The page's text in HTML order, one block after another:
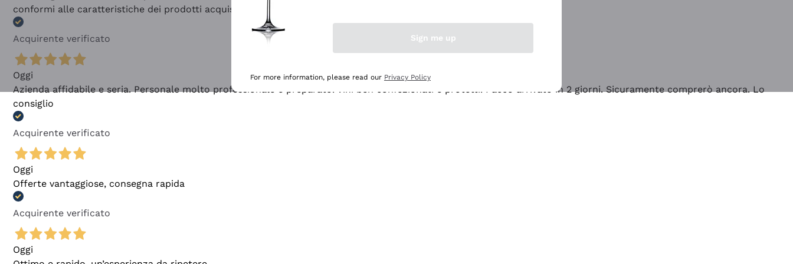
conformi alle caratteristiche dei prodotti acquistati
Acquirente verificato
Oggi
Azienda affidabile e seria. Personale molto professionale e preparato. Vini ben confezionati e protetti. Pacco arrivato in 2 giorni. Sicuramente comprerò ancora. Lo
consiglio
Acquirente verificato
Oggi
Offerte vantaggiose, consegna rapida
Acquirente verificato
Oggi
Sign me up
For more information, please read our Privacy Policy